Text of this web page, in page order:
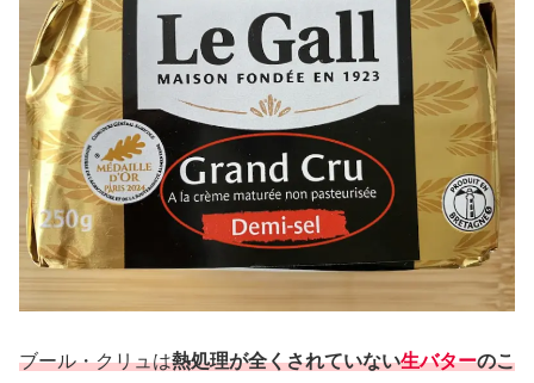
ブール・クリュは熱処理が全くされていない生バターのこ